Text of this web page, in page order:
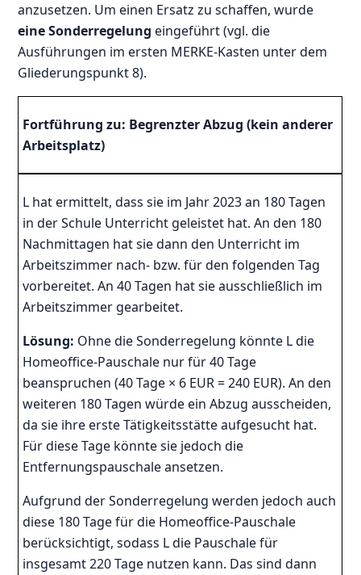
anzusetzen. Um einen Ersatz zu schaffen, wurde
eine Sonderregelung eingeführt (vgl. die
Ausführungen im ersten MERKE-Kasten unter dem
Gliederungspunkt 8).
Fortführung zu: Begrenzter Abzug (kein anderer
Arbeitsplatz)
L hat ermittelt, dass sie im Jahr 2023 an 180 Tagen
in der Schule Unterricht geleistet hat. An den 180
Nachmittagen hat sie dann den Unterricht im
Arbeitszimmer nach- bzw. für den folgenden Tag
vorbereitet. An 40 Tagen hat sie ausschließlich im
Arbeitszimmer gearbeitet.
Lösung: Ohne die Sonderregelung könnte L die
Homeoffice-Pauschale nur für 40 Tage
beanspruchen (40 Tage × 6 EUR = 240 EUR). An den
weiteren 180 Tagen würde ein Abzug ausscheiden,
da sie ihre erste Tätigkeitsstätte aufgesucht hat.
Für diese Tage könnte sie jedoch die
Entfernungspauschale ansetzen.
Aufgrund der Sonderregelung werden jedoch auch
diese 180 Tage für die Homeoffice-Pauschale
berücksichtigt, sodass L die Pauschale für
insgesamt 220 Tage nutzen kann. Das sind dann